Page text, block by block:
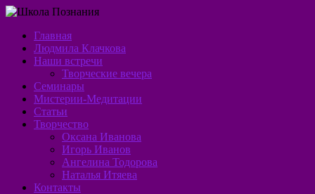
Перейти
содержимому
Школа
Познания
Алхимия
Духа
Главная
Людмила Клачкова
Наши встречи
Творческие вечера
Семинары
Мистерии-Медитации
Статьи
Творчество
Оксана Иванова
Игорь Иванов
Ангелина Тодорова
Наталья Итяева
Контакты